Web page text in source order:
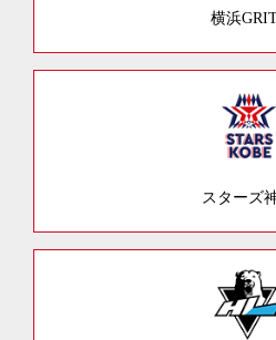
横浜
スターズ